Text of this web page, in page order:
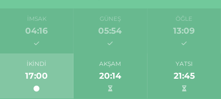
İMSAK
04:16
GÜNEŞ
05:54
ÖĞLE
13:09
İKINDI
17:00
AKŞAM
20:14
YATSI
21:45